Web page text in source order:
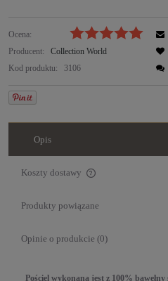
Ocena:
Producent:
Collection World
Kod produktu:
3106
Opis
Koszty dostawy
Cena nie zawiera ewentualnych
Produkty powiązane
Opinie o produkcie (0)
Pościel wykonana jest z 100%